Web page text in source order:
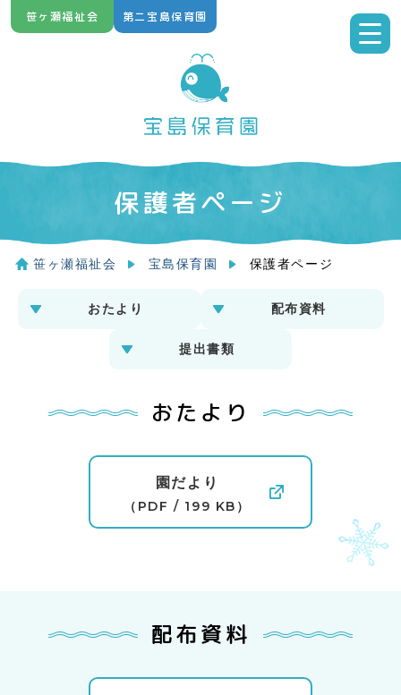
Skip
to
笹ヶ瀬福祉会 第二宝島保育園
保護者ページ
笹ヶ瀬福祉会 宝島保育園 保護者ページ
おたより 配布資料
提出書類
おたより
園だより
（PDF / 199 KB）
配布資料